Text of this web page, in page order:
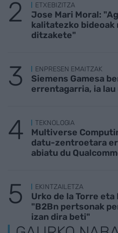
ETXEBIZITZA
Jose Mari Moral:
kalitatezko
ditzakete"
ENPRESEN EMAITZAK
Siemens Gamesa
errentagarria, ia
TEKNOLOGIA
Multiverse
datu-zentroetara
abiatu du
EKINTZAILETZA
Urko de la Torre eta
"B2Bn pertsonak
izan dira beti"